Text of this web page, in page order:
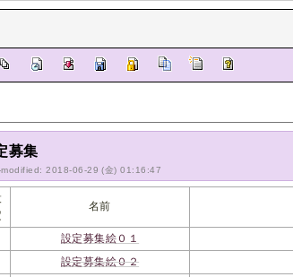
募集
2018-06-29 (金) 01:16:47
名前
設定募集絵０１
設定募集絵０２